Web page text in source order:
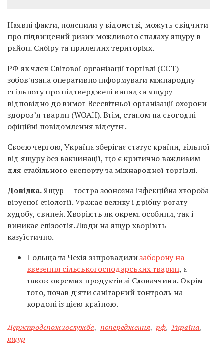
Наявні факти, пояснили у відомстві, можуть свідчити
про підвищений ризик можливого спалаху ящуру в
районі Сибіру та прилеглих територіях.
РФ як член Світової організації торгівлі (СОТ)
зобов’язана оперативно інформувати міжнародну
спільноту про підтверджені випадки ящуру
відповідно до вимог Всесвітньої організації охорони
здоров’я тварин (WOAH). Втім, станом на сьогодні
офіційні повідомлення відсутні.
Своєю чергою, Україна зберігає статус країни, вільної
від ящуру без вакцинації, що є критично важливим
для стабільного експорту та міжнародної торгівлі.
Довідка.Ящур — гостра зоонозна інфекційна хвороба
вірусної етіології. Уражає велику і дрібну рогату
худобу, свиней. Хворіють як окремі особини, так і
виникає епізоотія. Люди на ящур хворіють
казуїстично.
Польща та Чехія запровадилизаборону на
ввезення сільськогосподарських тварин, а
також окремих продуктів зі Словаччини. Окрім
того, почав діяти санітарний контроль на
кордоні із цією країною.
Держпродспоживслужба, попередження, рф, Україна,
ящур